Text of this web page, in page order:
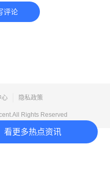
看更多热点资讯
评论
心 隐私政策
Rights Reserved